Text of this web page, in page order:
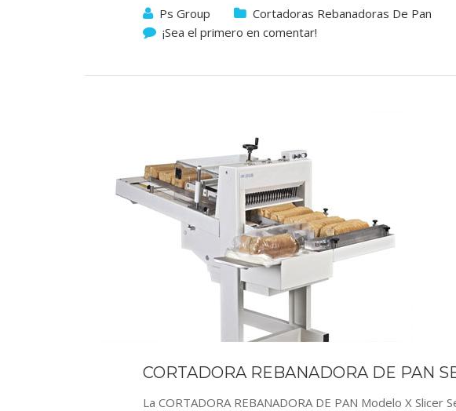
Ps Group
Cortadoras Rebanadoras De Pan
¡Sea el primero en comentar!
CORTADORA REBANADORA DE PAN
La CORTADORA REBANADORA DE PAN Modelo X